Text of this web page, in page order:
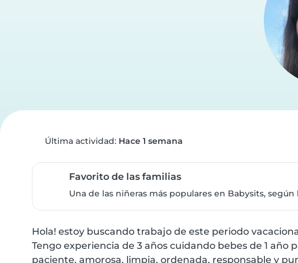
Última actividad: Hace 1 semana
Favorito de las familias
Una de las niñeras más populares en Babysits, según
Hola! estoy buscando trabajo de este periodo
Tengo experiencia de 3 años cuidando bebes de 1 año
paciente, amorosa, limpia, ordenada, responsable y